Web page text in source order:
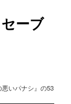
ーブ
いパナシ』の53